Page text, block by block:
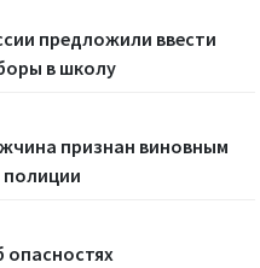
предложили ввести
в школу
признан виновным
полиции
опасностях